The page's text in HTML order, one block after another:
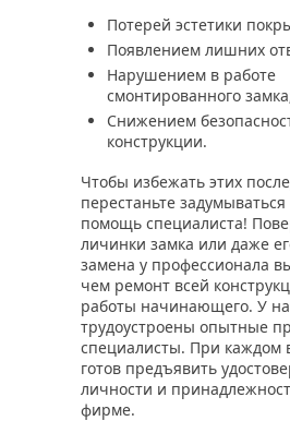
Потерей эстетики
Появлением лишних
Нарушением в работе
смонтированного
Снижением
конструкции.
Чтобы избежать этих
перестаньте задумываться
помощь специалиста!
личинки замка или даже
замена у профессионала
чем ремонт всей
работы начинающего. У
трудоустроены опытные
специалисты. При каждом
готов предъявить
личности и
фирме.